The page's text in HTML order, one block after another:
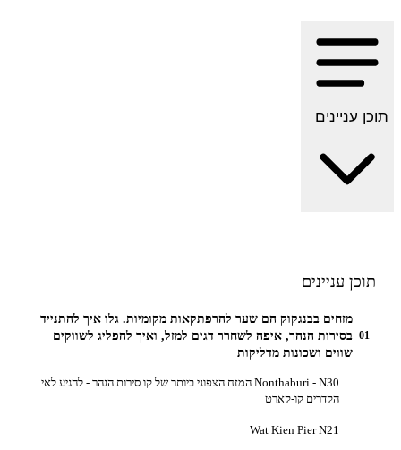
עניינים
עניינים
מזחים בבנגקוק הם שער להרפתקאות מקומיות. גלו איך להתנייד
בסירות הנהר, איפה לשחרר דגים למזל, ואיך להפליג לשווקים
שווים ושכונות מדליקות
Nonthaburi - N30 המזח הצפוני ביותר של קו סירות הנהר - להגיע לאי
הקדרים קו-קארט
Wat Kien Pier N21